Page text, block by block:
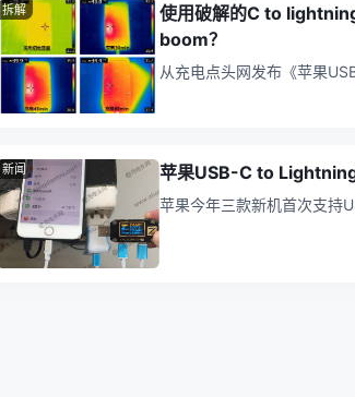
拆解
使用破解的C to
boom？
从充电点头网发布《苹果
新闻 苹果USB-C to Lightning
苹果今年三款新机首次支持